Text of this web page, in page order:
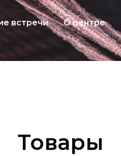
встречи О центре
Товары